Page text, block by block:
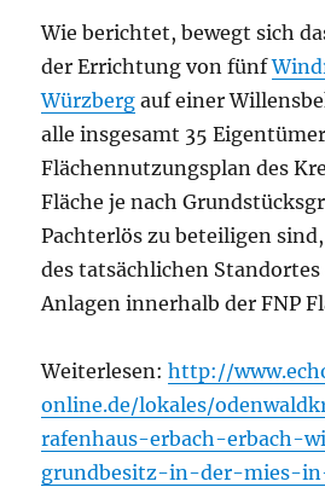
Wie berichtet, bewegt sich
der Errichtung von fünf
Würzberg auf einer
alle insgesamt 35
Flächennutzungsplan des
Fläche je nach
Pachterlös zu beteiligen
des tatsächlichen
Anlagen innerhalb der FNP
Weiterlesen:http://
online.de/lokales/
rafenhaus-erbach-erbach-
grundbesitz-in-der-mies-